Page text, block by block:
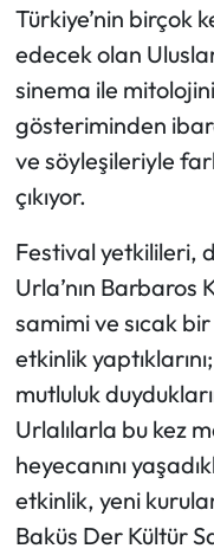
Türkiye’nin birçok
edecek olan
sinema ile
gösteriminden
ve söyleşileriyle
çıkıyor.
Festival yetkilileri,
Urla’nın Barbaros
samimi ve sıcak
etkinlik
mutluluk
Urlalılarla bu kez
heyecanını
etkinlik, yeni
Baküs Der Kültür